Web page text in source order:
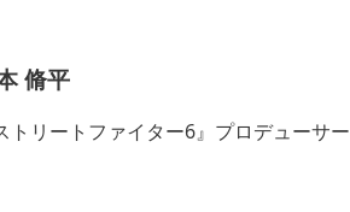
脩平
トリートファイター6』プロデューサー